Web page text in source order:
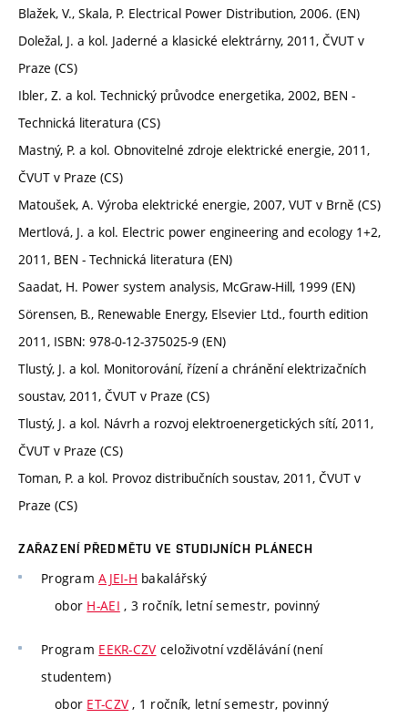
Blažek, V., Skala, P. Electrical Power Distribution, 2006. (EN)
Doležal, J. a kol. Jaderné a klasické elektrárny, 2011, ČVUT v
Praze (CS)
Ibler, Z. a kol. Technický průvodce energetika, 2002, BEN -
Technická literatura (CS)
Mastný, P. a kol. Obnovitelné zdroje elektrické energie, 2011,
ČVUT v Praze (CS)
Matoušek, A. Výroba elektrické energie, 2007, VUT v Brně (CS)
Mertlová, J. a kol. Electric power engineering and ecology 1+2,
2011, BEN - Technická literatura (EN)
Saadat, H. Power system analysis, McGraw-Hill, 1999 (EN)
Sörensen, B., Renewable Energy, Elsevier Ltd., fourth edition
2011, ISBN: 978-0-12-375025-9 (EN)
Tlustý, J. a kol. Monitorování, řízení a chránění elektrizačních
soustav, 2011, ČVUT v Praze (CS)
Tlustý, J. a kol. Návrh a rozvoj elektroenergetických sítí, 2011,
ČVUT v Praze (CS)
Toman, P. a kol. Provoz distribučních soustav, 2011, ČVUT v
Praze (CS)
ZAŘAZENÍ PŘEDMĚTU VE STUDIJNÍCH PLÁNECH
ProgramAJEI-H bakalářský
obor H-AEI , 3 ročník, letní semestr, povinný
Program EEKR-CZV celoživotní vzdělávání (není
studentem)
obor ET-CZV , 1 ročník, letní semestr, povinný